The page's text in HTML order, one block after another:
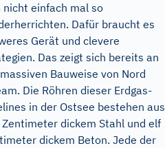
nicht einfach mal so
Dafür braucht es
Gerät und clevere
Das zeigt sich bereits an
Bauweise von Nord
Die Röhren dieser Erdgas-
in der Ostsee bestehen aus
dickem Stahl und elf
dickem Beton. Jede der